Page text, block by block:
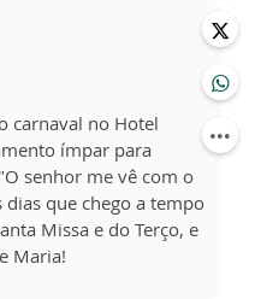
carnaval no Hotel
ímpar para
senhor me vê com o
dias que chego a tempo
Missa e do Terço, e
Maria!